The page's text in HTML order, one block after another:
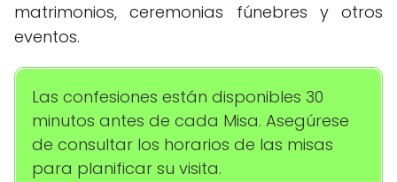
matrimonios, ceremonias fúnebres y otros
eventos.
Las confesiones están disponibles 30
minutos antes de cada Misa. Asegúrese
de consultar los horarios de las misas
para planificar su visita.